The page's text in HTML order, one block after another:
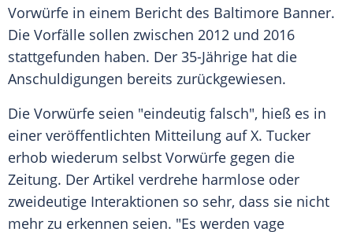
Vorwürfe in einem Bericht des Baltimore Banner.
Die Vorfälle sollen zwischen 2012 und 2016
stattgefunden haben. Der 35-Jährige hat die
Anschuldigungen bereits zurückgewiesen.
Die Vorwürfe seien "eindeutig falsch", hieß es in
einer veröffentlichten Mitteilung auf X. Tucker
erhob wiederum selbst Vorwürfe gegen die
Zeitung. Der Artikel verdrehe harmlose oder
zweideutige Interaktionen so sehr, dass sie nicht
mehr zu erkennen seien. "Es werden vage